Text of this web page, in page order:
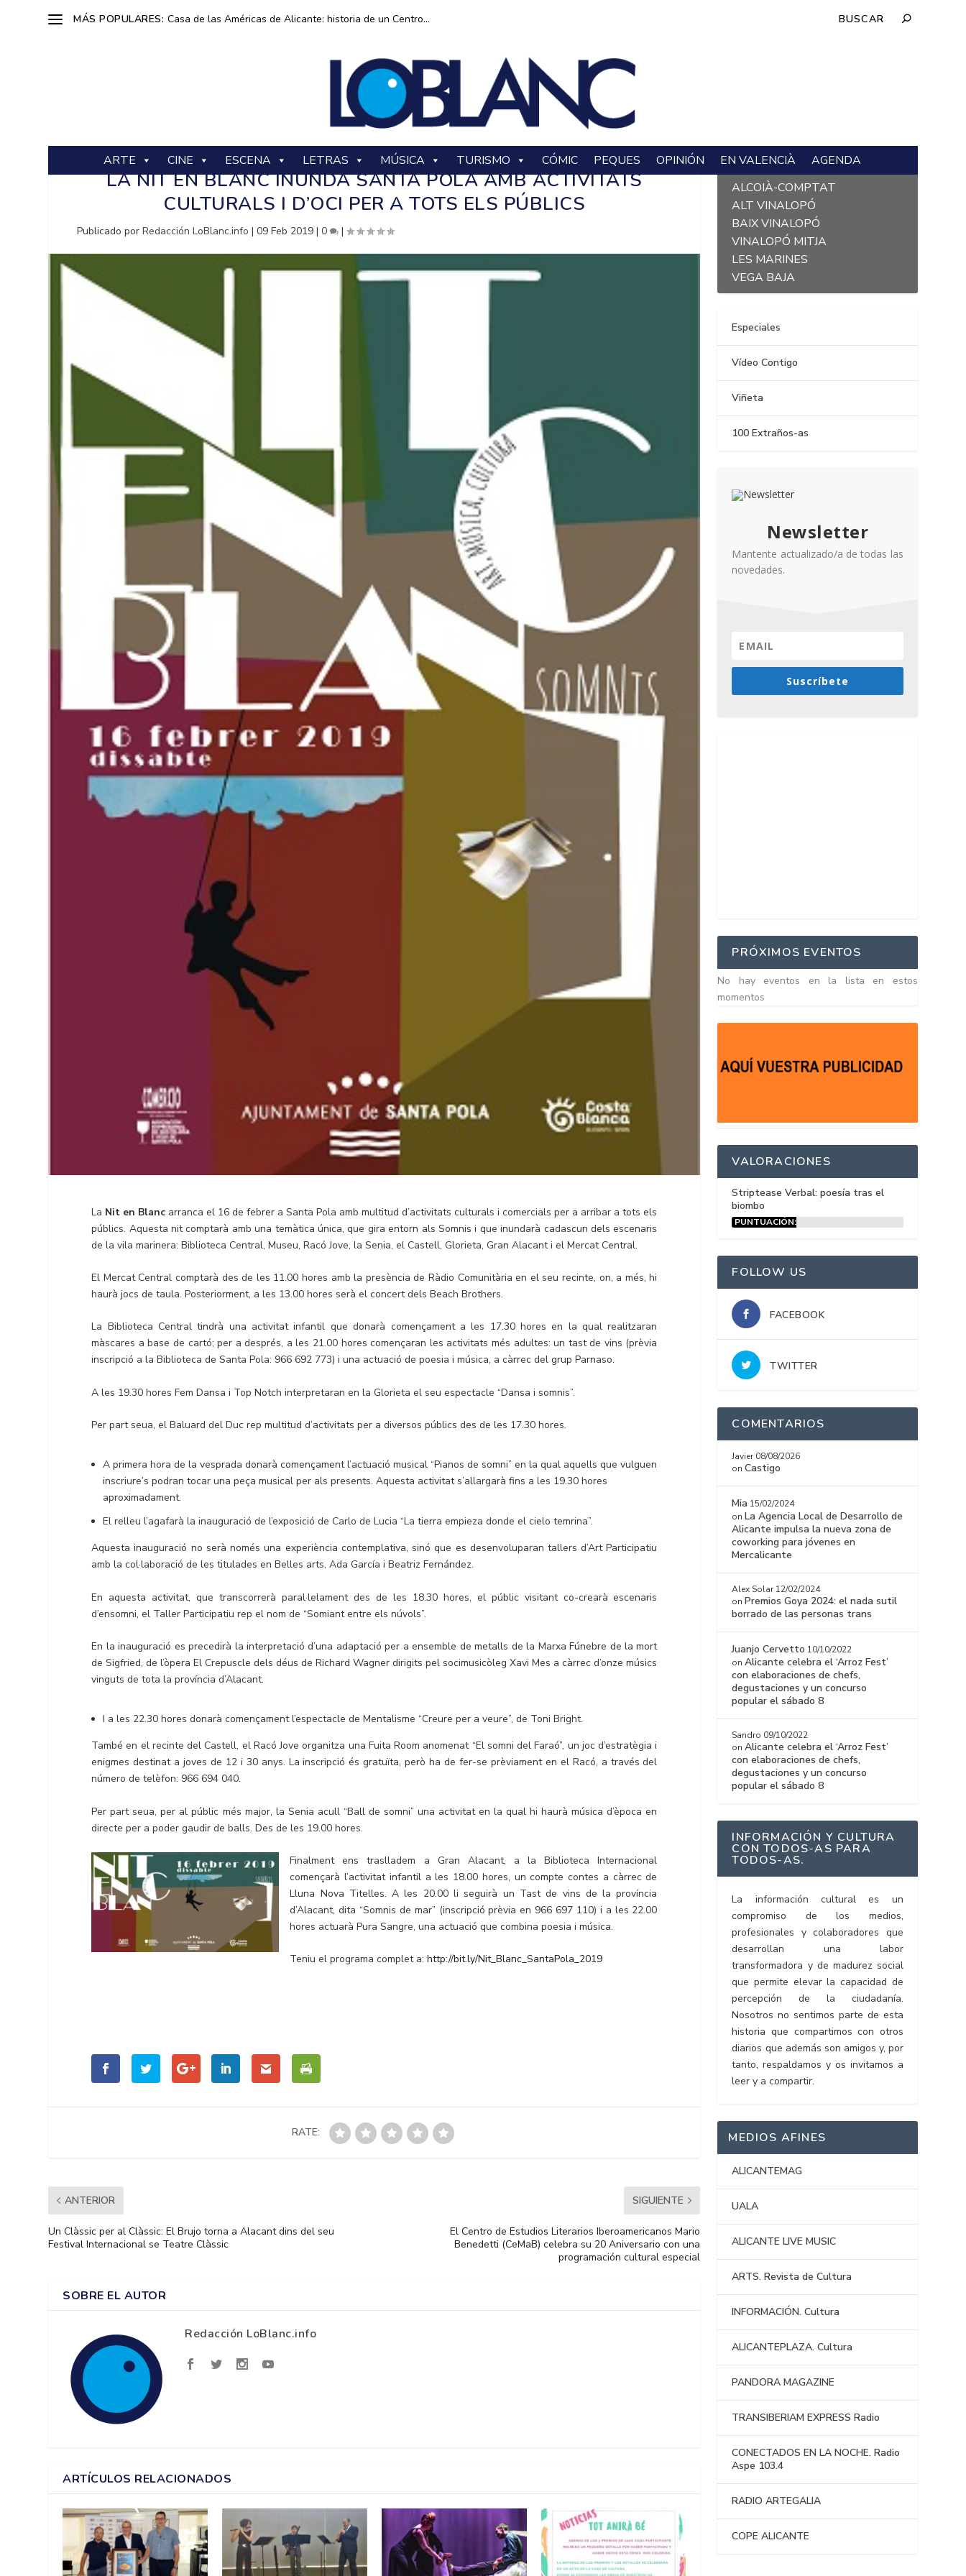
MÁS POPULARES: Casa de las Américas de Alicante: historia de un Centro...
ARTE CINE ESCENA LETRAS MÚSICA TURISMO CÓMIC PEQUES OPINIÓN EN VALENCIÀ AGENDA
LA NIT EN BLANC INUNDA SANTA POLA AMB ACTIVITATS
CULTURALS I D’OCI PER A TOTS ELS PÚBLICS
Publicado porRedacción LoBlanc.info |09 Feb 2019 |0 |
La Nit en Blanc arranca el 16 de febrer a Santa Pola amb multitud d’activitats culturals i comercials per a arribar a tots els
públics. Aquesta nit comptarà amb una temàtica única, que gira entorn als Somnis i que inundarà cadascun dels escenaris
de la vila marinera: Biblioteca Central, Museu, Racó Jove, la Senia, el Castell, Glorieta, Gran Alacant i el Mercat Central.
El Mercat Central comptarà des de les 11.00 hores amb la presència de Ràdio Comunitària en el seu recinte, on, a més, hi
haurà jocs de taula. Posteriorment, a les 13.00 hores serà el concert dels Beach Brothers.
La Biblioteca Central tindrà una activitat infantil que donarà començament a les 17.30 hores en la qual realitzaran
màscares a base de cartó; per a després, a les 21.00 hores començaran les activitats més adultes: un tast de vins (prèvia
inscripció a la Biblioteca de Santa Pola: 966 692 773) i una actuació de poesia i música, a càrrec del grup Parnaso.
A les 19.30 hores Fem Dansa i Top Notch interpretaran en la Glorieta el seu espectacle “Dansa i somnis”.
Per part seua, el Baluard del Duc rep multitud d’activitats per a diversos públics des de les 17.30 hores.
A primera hora de la vesprada donarà començament l’actuació musical “Pianos de somni” en la qual aquells que vulguen
inscriure’s podran tocar una peça musical per als presents. Aquesta activitat s’allargarà fins a les 19.30 hores
aproximadament.
El relleu l’agafarà la inauguració de l’exposició de Carlo de Lucia “La tierra empieza donde el cielo temrina”.
Aquesta inauguració no serà només una experiència contemplativa, sinó que es desenvoluparan tallers d’Art Participatiu
amb la col·laboració de les titulades en Belles arts, Ada García i Beatriz Fernández.
En aquesta activitat, que transcorrerà paral·lelament des de les 18.30 hores, el públic visitant co-crearà escenaris
d’ensomni, el Taller Participatiu rep el nom de “Somiant entre els núvols”.
En la inauguració es precedirà la interpretació d’una adaptació per a ensemble de metalls de la Marxa Fúnebre de la mort
de Sigfried, de l’òpera El Crepuscle dels déus de Richard Wagner dirigits pel socimusicòleg Xavi Mes a càrrec d’onze músics
vinguts de tota la província d’Alacant.
I a les 22.30 hores donarà començament l’espectacle de Mentalisme “Creure per a veure”, de Toni Bright.
També en el recinte del Castell, el Racó Jove organitza una Fuita Room anomenat “El somni del Faraó”, un joc d’estratègia i
enigmes destinat a joves de 12 i 30 anys. La inscripció és gratuïta, però ha de fer-se prèviament en el Racó, a través del
número de telèfon: 966 694 040.
Per part seua, per al públic més major, la Senia acull “Ball de somni” una activitat en la qual hi haurà música d’època en
directe per a poder gaudir de balls. Des de les 19.00 hores.
Finalment ens traslladem a Gran Alacant, a la Biblioteca Internacional
començarà l’activitat infantil a les 18.00 hores, un compte contes a càrrec de
Lluna Nova Titelles. A les 20.00 li seguirà un Tast de vins de la província
d’Alacant, dita “Somnis de mar” (inscripció prèvia en 966 697 110) i a les 22.00
hores actuarà Pura Sangre, una actuació que combina poesia i música.
Teniu el programa complet a:http://bit.ly/Nit_Blanc_SantaPola_2019
RATE:
ANTERIOR
Un Clàssic per al Clàssic: El Brujo torna a Alacant dins del seu
Festival Internacional se Teatre Clàssic
SIGUIENTE
El Centro de Estudios Literarios Iberoamericanos Mario
Benedetti (CeMaB) celebra su 20 Aniversario con una
programación cultural especial
SOBRE EL AUTOR
Redacción LoBlanc.info
ARTÍCULOS RELACIONADOS
L´ALACANTÍ
ALCOIÀ-COMPTAT
ALT VINALOPÓ
BAIX VINALOPÓ
VINALOPÓ MITJA
LES MARINES
VEGA BAJA
Especiales
Vídeo Contigo
Viñeta
100 Extraños-as
Newsletter
Mantente actualizado/a de todas las
novedades.
Suscríbete
PRÓXIMOS EVENTOS
No hay eventos en la lista en estos
momentos
VALORACIONES
Striptease Verbal: poesía tras el
biombo
PUNTUACIÓN:
FOLLOW US
FACEBOOK
TWITTER
COMENTARIOS
Javier 08/08/2026
onCastigo
Mia 15/02/2024
on La Agencia Local de Desarrollo de
Alicante impulsa la nueva zona de
coworking para jóvenes en
Mercalicante
Alex Solar 12/02/2024
on Premios Goya 2024: el nada sutil
borrado de las personas trans
Juanjo Cervetto 10/10/2022
onAlicante celebra el ‘Arroz Fest’
con elaboraciones de chefs,
degustaciones y un concurso
popular el sábado 8
Sandro 09/10/2022
onAlicante celebra el ‘Arroz Fest’
con elaboraciones de chefs,
degustaciones y un concurso
popular el sábado 8
INFORMACIÓN Y CULTURA
CON TODOS-AS PARA
TODOS-AS.
La información cultural es un
compromiso de los medios,
profesionales y colaboradores que
desarrollan una labor
transformadora y de madurez social
que permite elevar la capacidad de
percepción de la ciudadanía.
Nosotros no sentimos parte de esta
historia que compartimos con otros
diarios que además son amigos y, por
tanto, respaldamos y os invitamos a
leer y a compartir.
MEDIOS AFINES
ALICANTEMAG
UALA
ALICANTE LIVE MUSIC
ARTS. Revista de Cultura
INFORMACIÓN. Cultura
ALICANTEPLAZA. Cultura
PANDORA MAGAZINE
TRANSIBERIAM EXPRESS Radio
CONECTADOS EN LA NOCHE. Radio
Aspe 103.4
RADIO ARTEGALIA
COPE ALICANTE